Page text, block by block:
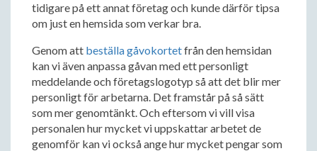
tidigare på ett annat företag och kunde därför tipsa
om just en hemsida som verkar bra.
Genom att beställa gåvokortetfrån den hemsidan
kan vi även anpassa gåvan med ett personligt
meddelande och företagslogotyp så att det blir mer
personligt för arbetarna. Det framstår på så sätt
som mer genomtänkt. Och eftersom vi vill visa
personalen hur mycket vi uppskattar arbetet de
genomför kan vi också ange hur mycket pengar som